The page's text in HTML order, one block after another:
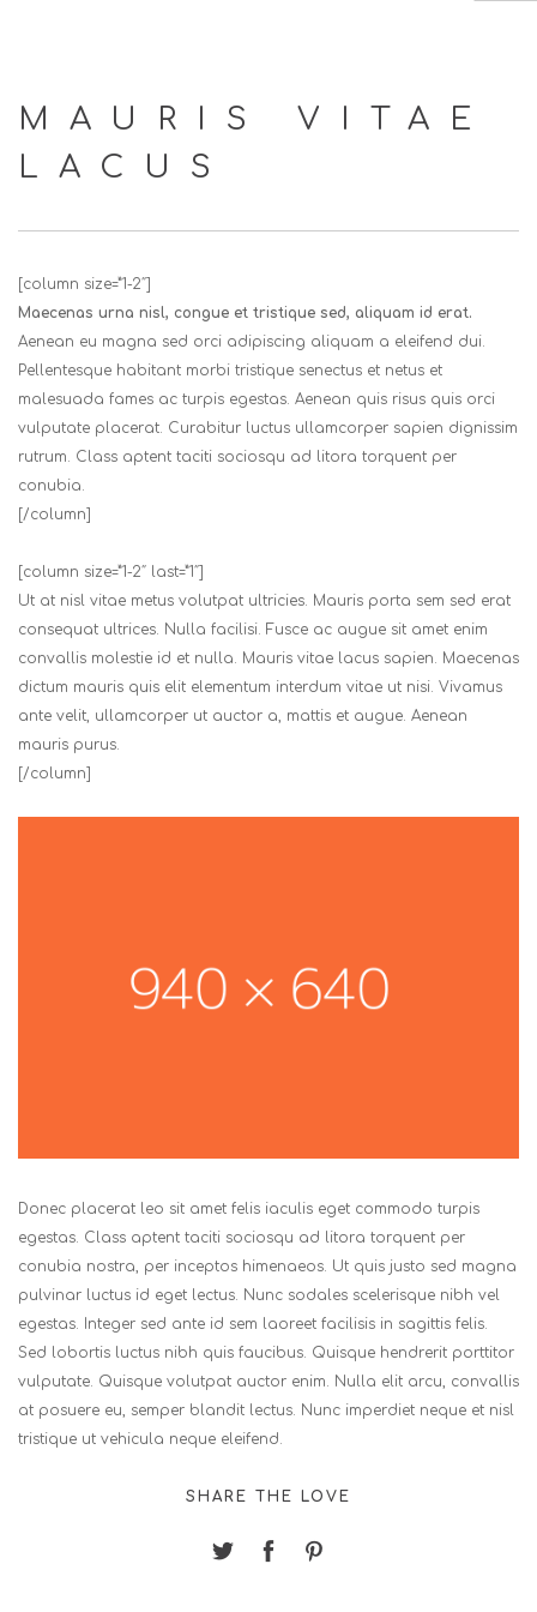
HOME
SERVICES
CONTACT US
SEARCH SITE
MAURIS VITAE
LACUS
[column size=”1-2″]
Maecenas urna nisl, congue et tristique sed, aliquam id erat.
Aenean eu magna sed orci adipiscing aliquam a eleifend dui.
Pellentesque habitant morbi tristique senectus et netus et
malesuada fames ac turpis egestas. Aenean quis risus quis orci
vulputate placerat. Curabitur luctus ullamcorper sapien dignissim
rutrum. Class aptent taciti sociosqu ad litora torquent per
conubia.
[/column]
[column size=”1-2″ last=”1″]
Ut at nisl vitae metus volutpat ultricies. Mauris porta sem sed erat
consequat ultrices. Nulla facilisi. Fusce ac augue sit amet enim
convallis molestie id et nulla. Mauris vitae lacus sapien. Maecenas
dictum mauris quis elit elementum interdum vitae ut nisi. Vivamus
ante velit, ullamcorper ut auctor a, mattis et augue. Aenean
mauris purus.
[/column]
Donec placerat leo sit amet felis iaculis eget commodo turpis
egestas. Class aptent taciti sociosqu ad litora torquent per
conubia nostra, per inceptos himenaeos. Ut quis justo sed magna
pulvinar luctus id eget lectus. Nunc sodales scelerisque nibh vel
egestas. Integer sed ante id sem laoreet facilisis in sagittis felis.
Sed lobortis luctus nibh quis faucibus. Quisque hendrerit porttitor
vulputate. Quisque volutpat auctor enim. Nulla elit arcu, convallis
at posuere eu, semper blandit lectus. Nunc imperdiet neque et nisl
tristique ut vehicula neque eleifend.
SHARE THE LOVE